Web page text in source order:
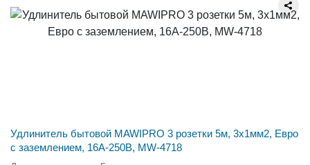
Удлинитель бытовой MAWIPRO 3 розетки 5м, 3х1мм2, Евро
с заземлением, 16А-250В, MW-4718